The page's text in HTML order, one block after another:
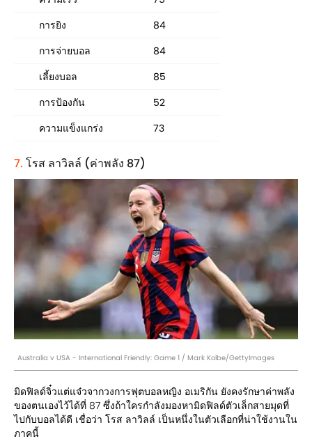
การยิง
84
การจ่ายบอล
84
เลี้ยงบอล
85
การป้องกัน
52
ความแข็งแกร่ง
73
7. โรส ลาวิลล์ (ค่าพลัง 87)
Australia v USA - International Friendly: Game 1 / Mark Kolbe/GettyImages
มิดฟิลด์จิ๋วแต่แจ๋วจากวงการฟุตบอลหญิง อเมริกัน ยังคงรักษาค่าพลัง
ของตนเองไว้ได้ที่ 87 ซึ่งถ้าใครกำลังมองหามิดฟิลด์ตัวเล็กสายมุดที่
ไปกับบอลได้ดี เชื่อว่า โรส ลาวิลล์ เป็นหนึ่งในตัวเลือกที่น่าใช้งานใน
ภาคนี้